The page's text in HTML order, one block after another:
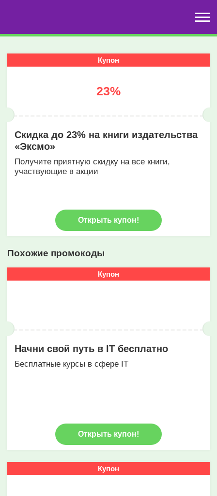
Купон
23%
Скидка до 23% на книги издательства
«Эксмо»
Получите приятную скидку на все книги,
участвующие в акции
Открыть купон!
Похожие промокоды
Купон
Начни свой путь в IT бесплатно
Бесплатные курсы в сфере IT
Открыть купон!
Купон